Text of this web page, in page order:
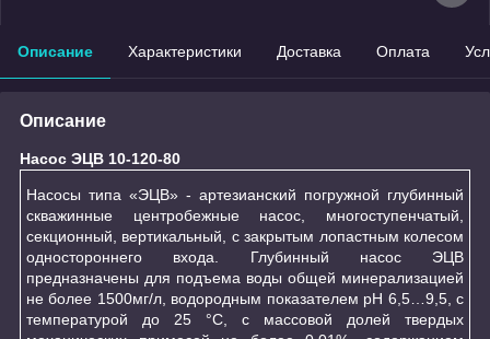
Описание Характеристики Доставка Оплата
Описание
Насос ЭЦВ 10-120-80
Насосы типа «ЭЦВ» - артезианский погружной глубинный
скважинные центробежные насос, многоступенчатый,
секционный, вертикальный, с закрытым лопастным колесом
одностороннего входа. Глубинный насос ЭЦВ
предназначены для подъема воды общей минерализацией
не более 1500мг/л, водородным показателем рН 6,5…9,5, с
температурой до 25 °С, с массовой долей твердых